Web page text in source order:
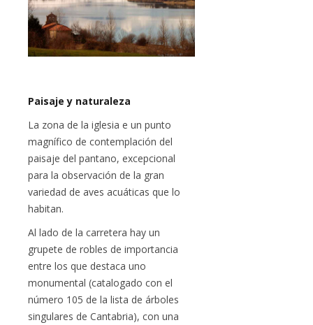
Paisaje y naturaleza
La zona de la iglesia e un punto
magnífico de contemplación del
paisaje del pantano, excepcional
para la observación de la gran
variedad de aves acuáticas que lo
habitan.
Al lado de la carretera hay un
grupete de robles de importancia
entre los que destaca uno
monumental (catalogado con el
número 105 de la lista de árboles
singulares de Cantabria), con una